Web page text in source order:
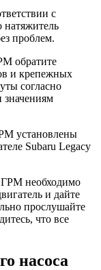
с
натяжитель
проблем.
обратите
и крепежных
согласно
значениям
установлены
Subaru Legacy
ГРМ необходимо
и дайте
прослушайте
что все
насоса